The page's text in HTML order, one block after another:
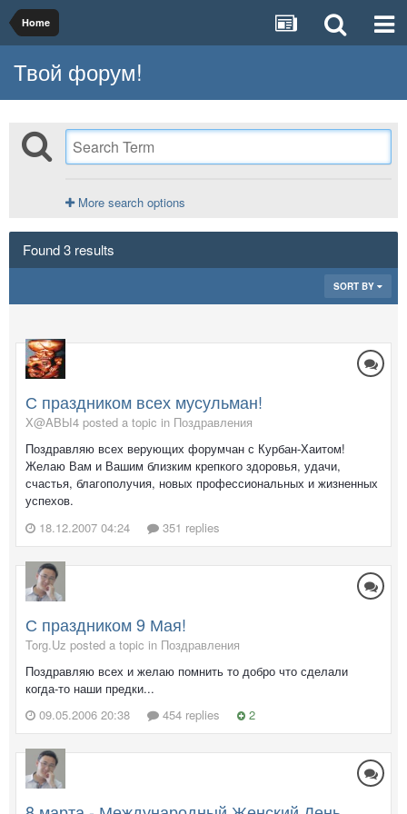
Home
Твой форум!
More search options
Found 3 results
SORT BY
С праздником всех мусульман!
X@ABЫ4 posted a topic in Поздравления
Поздравляю всех верующих форумчан с Курбан-Хаитом!
Желаю Вам и Вашим близким крепкого здоровья, удачи,
счастья, благополучия, новых профессиональных и жизненных
успехов.
18.12.2007 04:24
351 replies
С праздником 9 Мая!
Torg.Uz posted a topic in Поздравления
Поздравляю всех и желаю помнить то добро что сделали
когда-то наши предки...
09.05.2006 20:38
454 replies 2